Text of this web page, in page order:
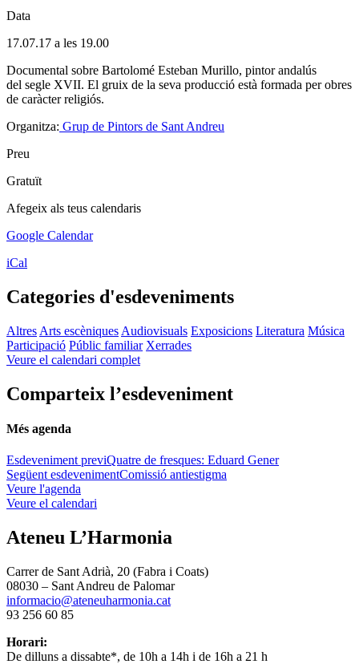
Data
17.07.17 a les 19.00
Documental sobre Bartolomé Esteban Murillo, pintor andalús
del segle XVII. El gruix de la seva producció està formada per obres
de caràcter religiós.
Organitza: Grup de Pintors de Sant Andreu
Preu
Gratuït
Afegeix als teus calendaris
Google Calendar
iCal
Categories d'esdeveniments
Altres Arts escèniques Audiovisuals Exposicions Literatura Música
Participació Públic familiar Xerrades
Veure el calendari complet
Comparteix l’esdeveniment
Més agenda
Esdeveniment previQuatre de fresques: Eduard Gener
Següent esdevenimentComissió antiestigma
Veure l'agenda
Veure el calendari
Ateneu L’Harmonia
Carrer de Sant Adrià, 20 (Fabra i Coats)
08030 – Sant Andreu de Palomar
informacio@ateneuharmonia.cat
93 256 60 85
Horari:
De dilluns a dissabte*, de 10h a 14h i de 16h a 21 h